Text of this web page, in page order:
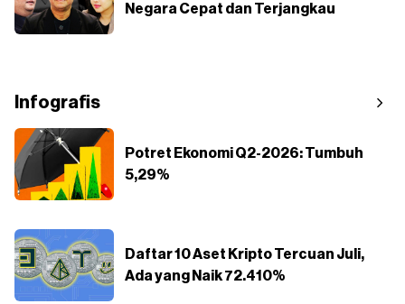
Negara Cepat dan Terjangkau
Infografis
Potret Ekonomi Q2-2026: Tumbuh
5,29%
Daftar 10 Aset Kripto Tercuan Juli,
Ada yang Naik 72.410%